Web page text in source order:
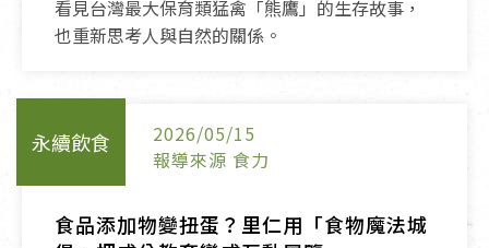
看見台灣最大保育類猛禽「熊鷹」的生存故事，
也重新思考人與自然的關係。
永續飲食
2026/05/15
報導來源 食力
食品添加物變扭蛋？里仁用「食物魔法城